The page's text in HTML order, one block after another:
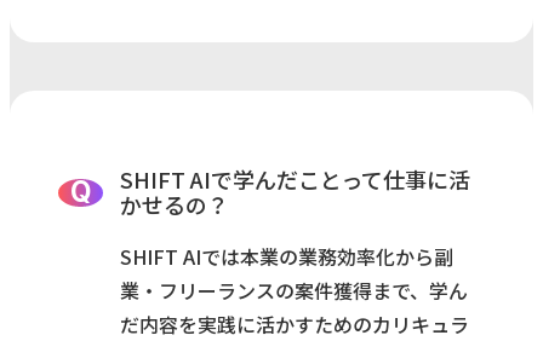
Q
SHIFT AIで学んだことって仕事に活
かせるの？
SHIFT AIでは本業の業務効率化から副
業・フリーランスの案件獲得まで、学ん
だ内容を実践に活かすためのカリキュラ